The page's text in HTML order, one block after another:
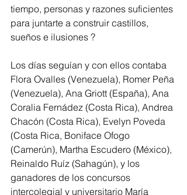
tiempo, personas y razones suficientes
para juntarte a construir castillos,
sueños e ilusiones ?
Los días seguían y con ellos contaba
Flora Ovalles (Venezuela), Romer Peña
(Venezuela), Ana Griott (España), Ana
Coralia Fernádez (Costa Rica), Andrea
Chacón (Costa Rica), Evelyn Poveda
(Costa Rica, Boniface Ofogo
(Camerún), Martha Escudero (México),
Reinaldo Ruíz (Sahagún), y los
ganadores de los concursos
intercolegial y universitario María